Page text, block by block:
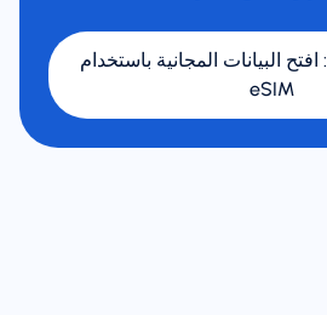
: افتح البيانات المجانية باستخدام
eSIM